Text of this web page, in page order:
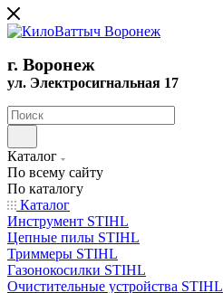
г. Воронеж
ул. Электросигнальная 17
Каталог
По всему сайту
По каталогу
Каталог
Инструмент STIHL
Цепные пилы STIHL
Триммеры STIHL
Газонокосилки STIHL
Очистительные устройства STIHL